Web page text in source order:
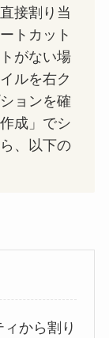
接割り当
トカット
がない場
ルを右ク
ョンを確
成」でシ
、以下の
から割り